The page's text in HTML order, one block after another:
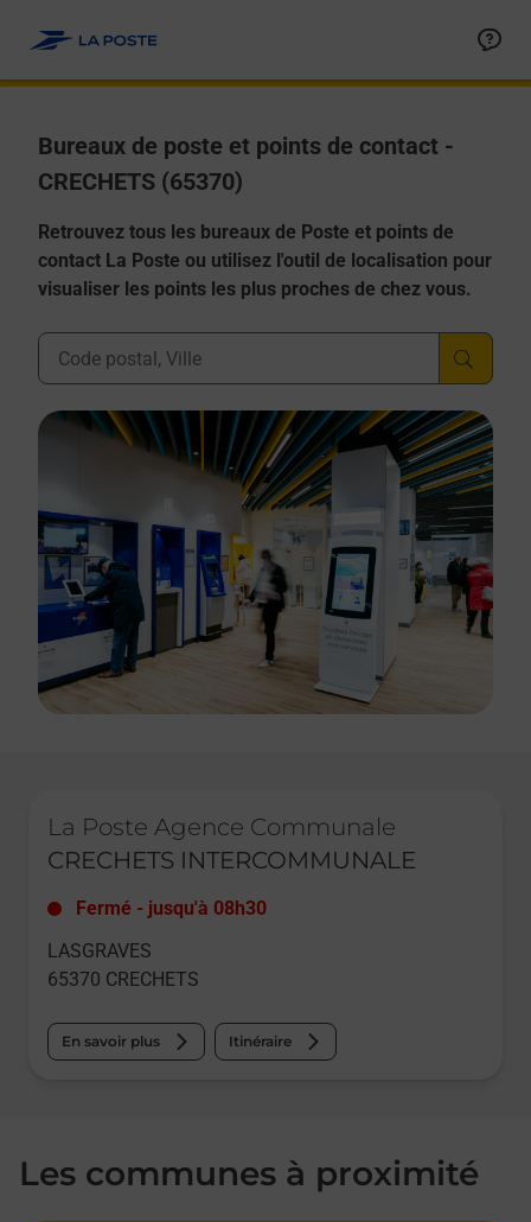
Bureaux de poste et points de contact -
CRECHETS (65370)
Retrouvez tous les bureaux de Poste et points de
contact La Poste ou utilisez l'outil de localisation pour
visualiser les points les plus proches de chez vous.
Ville, Département, Code Postal
La Poste Agence Communale
CRECHETS INTERCOMMUNALE
Fermé - jusqu'à 08h30
LASGRAVES
65370 CRECHETS
En savoir plus Itinéraire
Les communes à proximité